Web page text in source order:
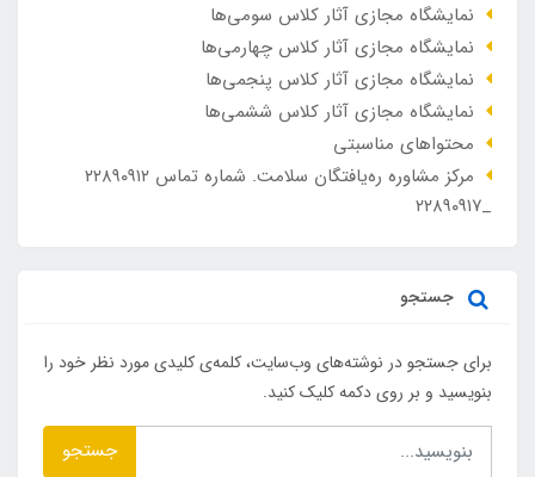
نمایشگاه مجازی آثار کلاس سومی‌ها
نمایشگاه مجازی آثار کلاس چهارمی‌ها
نمایشگاه مجازی آثار کلاس پنجمی‌ها
نمایشگاه مجازی آثار کلاس ششمی‌ها
محتواهای مناسبتی
مرکز مشاوره ره‌یافتگان سلامت. شماره تماس ۲۲۸۹۰۹۱۲
_۲۲۸۹۰۹۱۷
جستجو
برای جستجو در نوشته‌های وب‌سایت، کلمه‌ی کلیدی مورد نظر خود را
بنویسید و بر روی دکمه کلیک کنید.
جستجو